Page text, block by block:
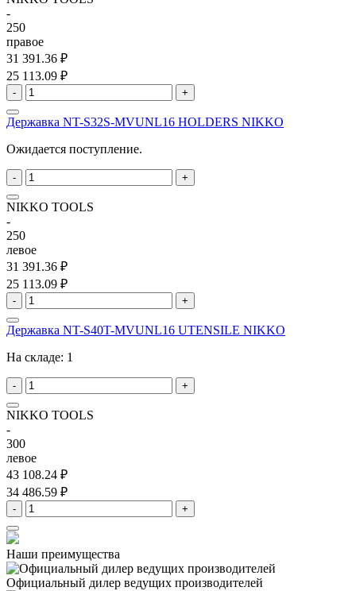
-
250
правое
31 391.36 ₽
25 113.09 ₽
- +
Державка NT-S32S-MVUNL16 HOLDERS NIKKO
Ожидается поступление.
- +
NIKKO TOOLS
-
250
левое
31 391.36 ₽
25 113.09 ₽
- +
Державка NT-S40T-MVUNL16 UTENSILE NIKKO
На складе: 1
- +
NIKKO TOOLS
-
300
левое
43 108.24 ₽
34 486.59 ₽
- +
Наши преимущества
Официальный дилер ведущих производителей